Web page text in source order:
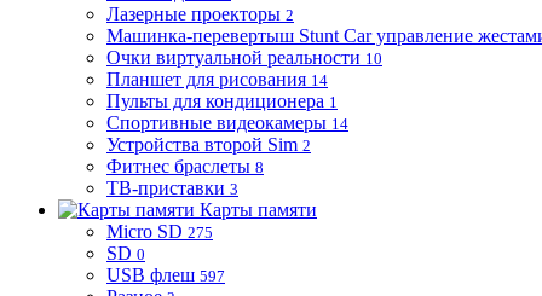
Лазерные проекторы 2
Машинка-перевертыш Stunt Car управление
Очки виртуальной реальности 10
Планшет для рисования 14
Пульты для кондиционера 1
Спортивные видеокамеры 14
Устройства второй Sim 2
Фитнес браслеты 8
ТВ-приставки 3
Карты памяти
Micro SD 275
SD 0
USB флеш 597